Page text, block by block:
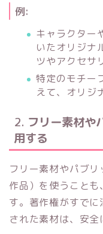
例:
キャラクター
いたオリジナ
ツやアクセサ
特定のモチー
えて、オリジ
2. フリー素材や
用する
フリー素材やパブ
作品）を使うこと
す。著作権がすで
された素材は、安全